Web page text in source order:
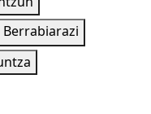
Berrabiarazi